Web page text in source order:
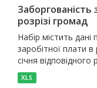
Заборгованість
розрізі громад
Набір містить
заробітної плати
січня відповідного
XLS